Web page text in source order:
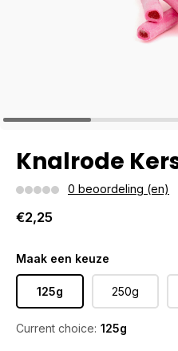
Knalrode
0 beoordeling (en)
€2,25
Maak een keuze
125g 250g
Current choice: 125g